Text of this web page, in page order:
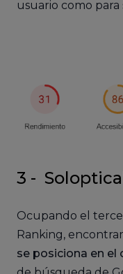
usuario como para
3 -
Ocupando el
Ranking,
se posiciona en el